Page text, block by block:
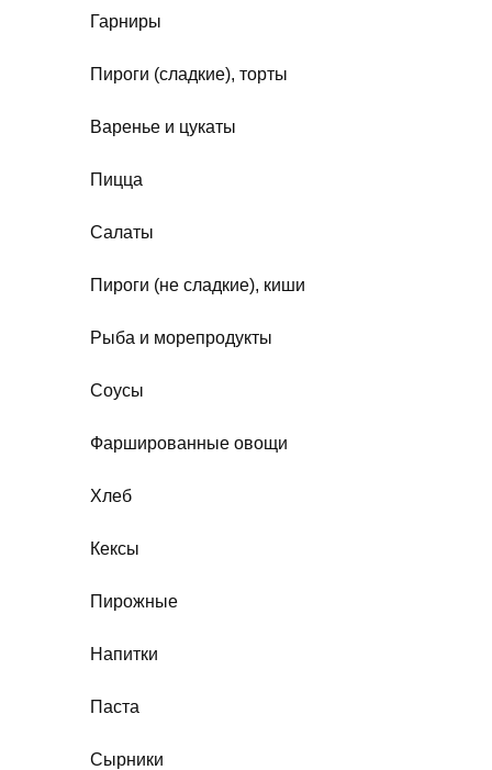
Гарниры
Пироги (сладкие), торты
Варенье и цукаты
Пицца
Салаты
Пироги (не сладкие), киши
Рыба и морепродукты
Соусы
Фаршированные овощи
Хлеб
Кексы
Пирожные
Напитки
Паста
Сырники